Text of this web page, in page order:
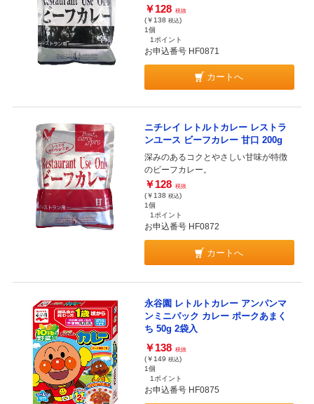
￥128 税抜
(￥138 税込)
1個
1ポイント
お申込番号 HF0871
カートへ
ニチレイ レトルトカレー レストラ
ンユース ビーフカレー 甘口 200g
深みのあるコクとやさしい甘味が特徴
のビーフカレー。
￥128 税抜
(￥138 税込)
1個
1ポイント
お申込番号 HF0872
カートへ
永谷園 レトルトカレー アンパンマ
ンミニパック カレー ポークあまく
ち 50g 2袋入
￥138 税抜
(￥149 税込)
1個
1ポイント
お申込番号 HF0875